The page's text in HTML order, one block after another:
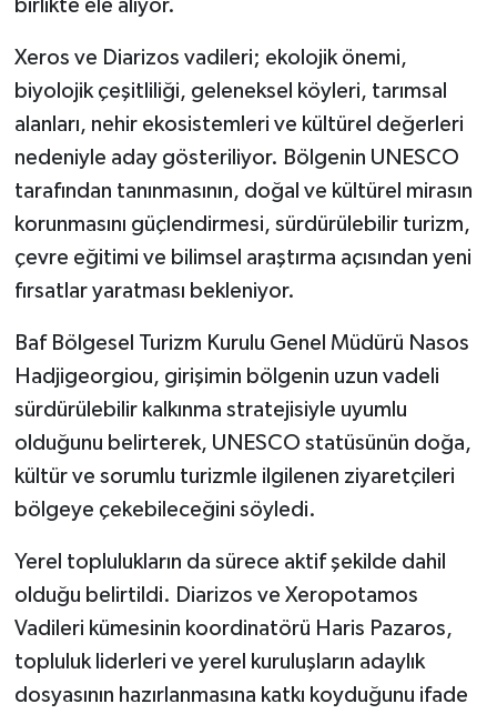
birlikte ele alıyor.
Xeros ve Diarizos vadileri; ekolojik önemi,
biyolojik çeşitliliği, geleneksel köyleri, tarımsal
alanları, nehir ekosistemleri ve kültürel değerleri
nedeniyle aday gösteriliyor. Bölgenin UNESCO
tarafından tanınmasının, doğal ve kültürel mirasın
korunmasını güçlendirmesi, sürdürülebilir turizm,
çevre eğitimi ve bilimsel araştırma açısından yeni
fırsatlar yaratması bekleniyor.
Baf Bölgesel Turizm Kurulu Genel Müdürü Nasos
Hadjigeorgiou, girişimin bölgenin uzun vadeli
sürdürülebilir kalkınma stratejisiyle uyumlu
olduğunu belirterek, UNESCO statüsünün doğa,
kültür ve sorumlu turizmle ilgilenen ziyaretçileri
bölgeye çekebileceğini söyledi.
Yerel toplulukların da sürece aktif şekilde dahil
olduğu belirtildi. Diarizos ve Xeropotamos
Vadileri kümesinin koordinatörü Haris Pazaros,
topluluk liderleri ve yerel kuruluşların adaylık
dosyasının hazırlanmasına katkı koyduğunu ifade